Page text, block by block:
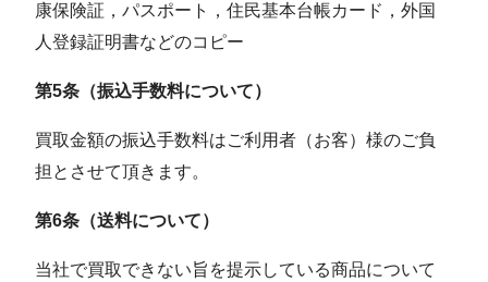
康保険証，パスポート，住⺠基本台帳カード，外国
⼈登録証明書などのコピー
第5条（振込手数料について）
買取金額の振込手数料はご利用者（お客）様のご負
担とさせて頂きます。
第6条（送料について）
当社で買取できない旨を提⽰している商品について